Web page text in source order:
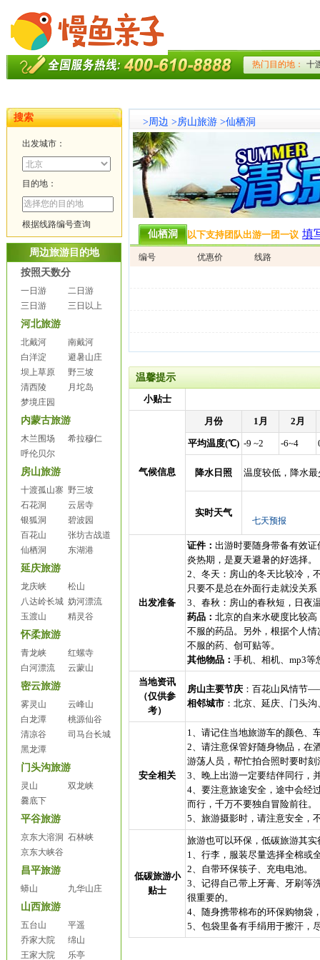
搜索
出发城市：
目的地：
根据线路编号查询
周边旅游目的地
按照天数分
一日游
二日游
三日游
三日以上
河北旅游
北戴河
南戴河
白洋淀
避暑山庄
坝上草原
野三坡
清西陵
月坨岛
梦境庄园
内蒙古旅游
木兰围场
希拉穆仁
呼伦贝尔
房山旅游
十渡孤山寨 野三坡
石花洞
云居寺
银狐洞
碧波园
百花山
张坊古战道
仙栖洞
东湖港
延庆旅游
龙庆峡
松山
八达岭长城 妫河漂流
玉渡山
精灵谷
怀柔旅游
青龙峡
红螺寺
白河漂流
云蒙山
密云旅游
雾灵山
云峰山
白龙潭
桃源仙谷
清凉谷
司马台长城
黑龙潭
门头沟旅游
灵山
双龙峡
爨底下
平谷旅游
京东大溶洞 石林峡
京东大峡谷
昌平旅游
蟒山 九华山庄
山西旅游
五台山
平遥
乔家大院
绵山
王家大院
乐亭
>周边 >房山旅游 >仙栖洞
仙栖洞 以下支持团队出游一团一议 填
编号 优惠价 线路
温馨提示
小贴士
气候信息
月份 1月 2月
平均温度(℃) -9 ~2 -6~4
降水日照 温度较低，降水
实时天气
出发准备
证件： 出游时要随身带备有效
炎热期，是夏天避暑的好选择。
2、冬天：房山的冬天比较冷，
只要不是总在外面行走就没关
3、春秋：房山的春秋短，日夜
药品： 北京的自来水硬度比较
不服的药品。另外，根据个人
不服的药、创可贴等。
其他物品： 手机、相机、mp3等
当地资讯
（仅供参
考）
房山主要节庆 ：百花山风情节
相邻城市 ：北京、延庆、门头
安全相关
1、请记住当地旅游车的颜色、
2、请注意保管好随身物品，在
游荡人员，帮忙拍合照时要时
3、晚上出游一定要结伴同行，
4、要注意旅途安全，途中会经
而行，千万不要独自冒险前往。
5、旅游摄影时，请注意安全，
低碳旅游小
贴士
旅游也可以环保，低碳旅游其
1、行李，服装尽量选择全棉或
2、自带环保筷子、充电电池。
3、记得自己带上牙膏、牙刷等
很重要的。
4、随身携带棉布的环保购物袋
5、包袋里备有手绢用于擦汗，